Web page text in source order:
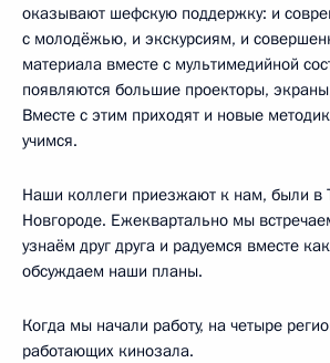
оказывают шефскую поддержку: и
с молодёжью, и экскурсиям, и
материала вместе с мультимедийной
появляются большие проекторы,
Вместе с этим приходят и новые
учимся.
Наши коллеги приезжают к нам, были в
Новгороде. Ежеквартально мы
узнаём друг друга и радуемся вместе
обсуждаем наши планы.
Когда мы начали работу, на четыре
работающих кинозала.